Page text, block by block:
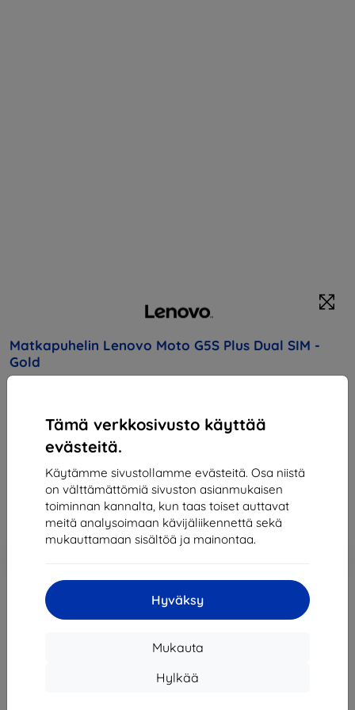
Tämä verkkosivusto käyttää
evästeitä.
Käytämme sivustollamme evästeitä. Osa niistä
on välttämättömiä sivuston asianmukaisen
toiminnan kannalta, kun taas toiset auttavat
meitä analysoimaan kävijäliikennettä sekä
mukauttamaan sisältöä ja mainontaa.
Hyväksy
Mukauta
Hylkää
Matkapuhelin Lenovo Moto G5S Plus Dual SIM -
Gold
lisävarusteista!
312,90 €
281,62 €
Hinta ilman ALV:tä 227,11 €
Alennus kupongilla
Loppuunmyyty